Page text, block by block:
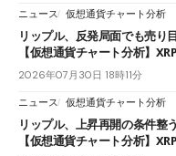
ニュース 仮想通貨チャート分析
リップル、反発局面でも売り
【仮想通貨チャート分析】
2026年07月30日 18時11分
ニュース 仮想通貨チャート分析
リップル、上昇再開の条件整
【仮想通貨チャート分析】